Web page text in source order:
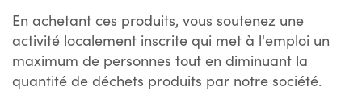
En achetant ces produits, vous soutenez une
activité localement inscrite qui met à l'emploi un
maximum de personnes tout en diminuant la
quantité de déchets produits par notre société.